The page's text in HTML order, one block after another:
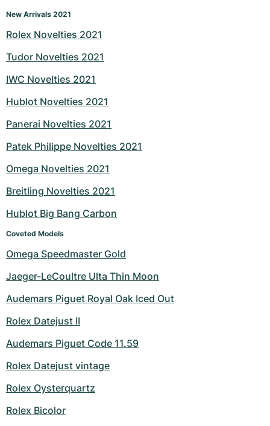
Milgauss
Yacht-Master
Yacht-Master II
Sea-Dweller
Submariner
Dameshorloges
Ronde
Crash
Pasha
Tortue
Ballon Blanc
Roadster
Dameshorloges
Professional
Transocean
Cockpit
Chronospace
Galactic
Montbrillant
Dameshorloges
Formula 1
Gebruikte horloges
Dameshorloges
Portofino
Da Vinci
Aquatimer
Spitfire
Vintage
Gebruikte horloges
Spirit of Big Bang
Gebruikte horloges
New Arrivals 2021
Rolex Novelties 2021
Tudor Novelties 2021
IWC Novelties 2021
Hublot Novelties 2021
Panerai Novelties 2021
Patek Philippe Novelties 2021
Omega Novelties 2021
Breitling Novelties 2021
Hublot Big Bang Carbon
Coveted Models
Omega Speedmaster Gold
Jaeger-LeCoultre Ulta Thin Moon
Audemars Piguet Royal Oak Iced Out
Rolex Datejust II
Audemars Piguet Code 11.59
Rolex Datejust vintage
Rolex Oysterquartz
Rolex Bicolor